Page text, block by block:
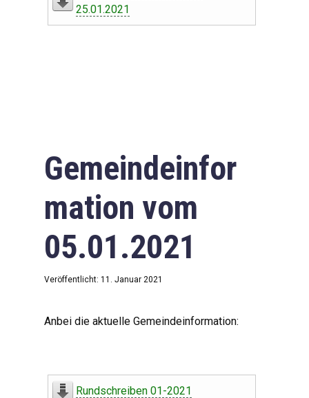
25.01.2021
Gemeindeinfor
mation vom
05.01.2021
Veröffentlicht: 11. Januar 2021
Anbei die aktuelle Gemeindeinformation:
Rundschreiben 01-2021